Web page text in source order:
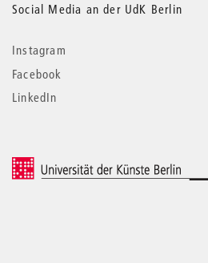
Social Media an der UdK Berlin
Instagram
Facebook
LinkedIn
© 2026 Universität der Künste Berlin